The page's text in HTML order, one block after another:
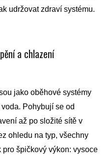
udržovat zdraví systému.
a chlazení
jako oběhové systémy
Pohybují se od
až po složité sítě v
ohledu na typ, všechny
špičkový výkon: vysoce